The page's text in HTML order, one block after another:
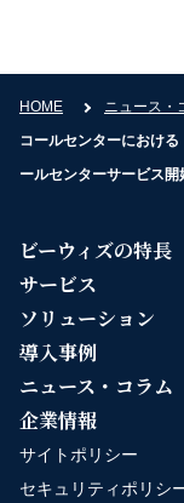
HOME ニュース・
コールセンターにおけ
ールセンターサービス開
ビーウィズの特長
サービス
ソリューション
導入事例
ニュース・コラム
企業情報
サイトポリシー
セキュリティポリシ